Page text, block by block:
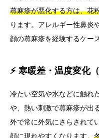
蕁麻疹が悪化する方は、花
ります。アレルギー性鼻炎
顔の蕁麻疹を経験するケー
⚡ 寒暖差・温度変化
冷たい空気や水などに触れ
や、熱い刺激で蕁麻疹が出
外で常に外気にさらされて
顔に現れやすくなります。